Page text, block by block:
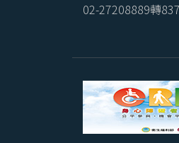
02-27208889轉